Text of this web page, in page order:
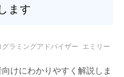
ます
グラミングアドバイザー エミリー
向けにわかりやすく解説しま